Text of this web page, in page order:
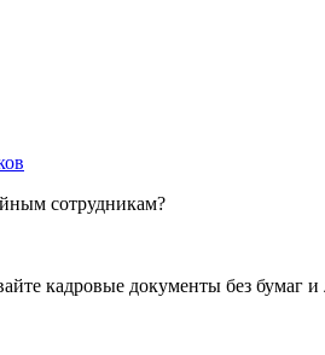
сотрудникам?
кадровые документы без бумаг